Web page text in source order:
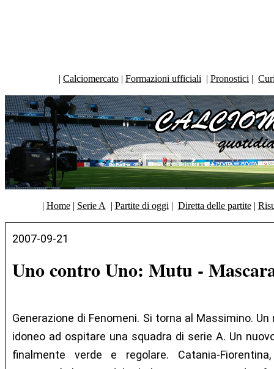
| Calciomercato | Formazioni ufficiali | Pronostici |
| Home| Serie A | Partite di oggi | Diretta delle partite|
2007-09-21
Uno contro Uno: Mutu -
Generazione di Fenomeni. Si torna al Massimino.
idoneo ad ospitare una squadra di serie A. Un
finalmente verde e regolare. Catania-